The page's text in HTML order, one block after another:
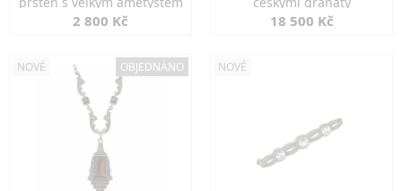
2 800 Kč 18 500 Kč
NOVÉ OBJEDNÁNO NOVÉ